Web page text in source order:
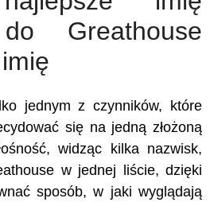
Greathouse
jednym z czynników, które
się na jedną złożoną
widząc kilka nazwisk,
w jednej liście, dzięki
sposób, w jaki wyglądają